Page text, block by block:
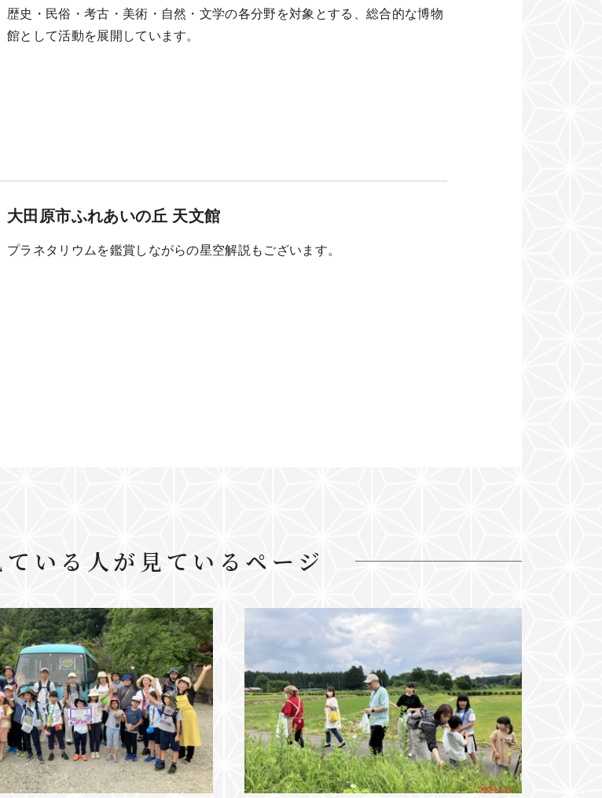
歴史・民俗・考古・美術・自然・文学の各分野を対象とする、総合的な博物
館として活動を展開しています。
大田原市ふれあいの丘 天文館
プラネタリウムを鑑賞しながらの星空解説もございます。
いる人が見ているページ